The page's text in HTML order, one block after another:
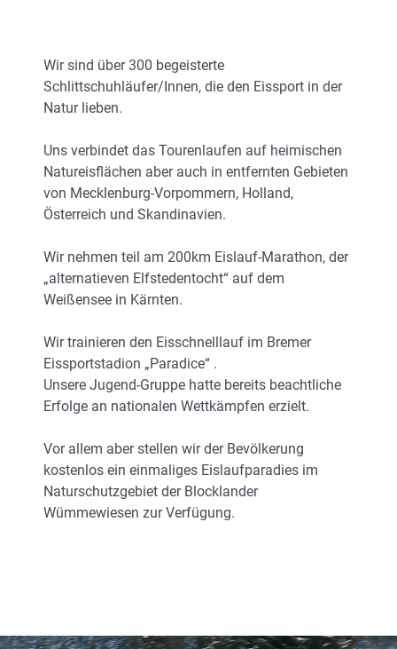
Wir sind über 300 begeisterte
Schlittschuhläufer/Innen, die den Eissport in der
Natur lieben.
Uns verbindet das Tourenlaufen auf heimischen
Natureisflächen aber auch in entfernten Gebieten
von Mecklenburg-Vorpommern, Holland,
Österreich und Skandinavien.
Wir nehmen teil am 200km Eislauf-Marathon, der
„alternatieven Elfstedentocht“ auf dem
Weißensee in Kärnten.
Wir trainieren den Eisschnelllauf im Bremer
Eissportstadion „Paradice“ .
Unsere Jugend-Gruppe hatte bereits beachtliche
Erfolge an nationalen Wettkämpfen erzielt.
Vor allem aber stellen wir der Bevölkerung
kostenlos ein einmaliges Eislaufparadies im
Naturschutzgebiet der Blocklander
Wümmewiesen zur Verfügung.